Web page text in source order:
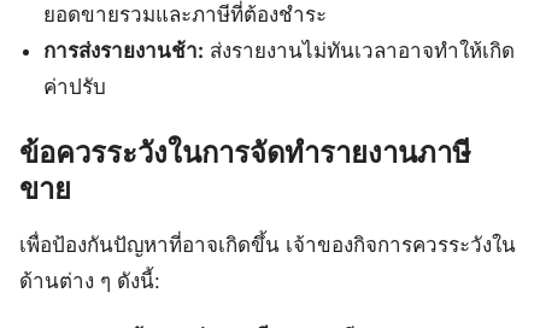
ยอดขายรวมและภาษีที่ต้องชำระ
การส่งรายงานช้า: ส่งรายงานไม่ทันเวลาอาจทำให้เกิด
ค่าปรับ
ข้อควรระวังในการจัดทำรายงานภาษี
ขาย
เพื่อป้องกันปัญหาที่อาจเกิดขึ้น เจ้าของกิจการควรระวังใน
ด้านต่าง ๆ ดังนี้: